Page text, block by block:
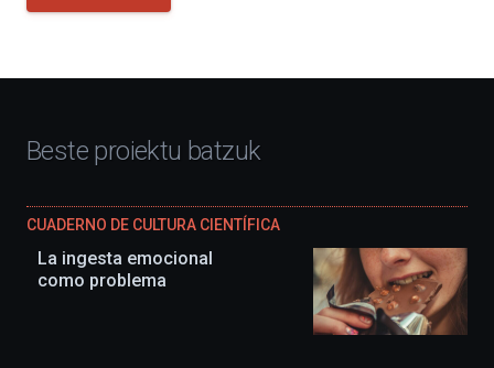
Beste proiektu batzuk
CUADERNO DE CULTURA CIENTÍFICA
La ingesta emocional
como problema